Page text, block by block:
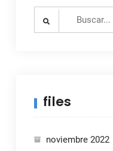
Search
files
noviembre 2022